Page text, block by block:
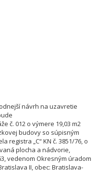
návrh na uzavretie
č. 012 o výmere 19,03 m2
budovy so súpisným
registra „C“ KN č. 3851/76, o
plocha a nádvorie,
vedenom Okresným úradom
II, obec: Bratislava-